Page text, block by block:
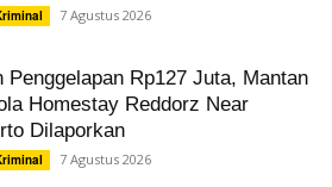
7 Agustus 2026
Penggelapan Rp127 Juta, Mantan
Homestay Reddorz Near
Dilaporkan
7 Agustus 2026